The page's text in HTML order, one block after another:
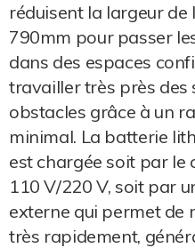
réduisent la largeur
790mm pour passer
dans des espaces
travailler très près des
obstacles grâce à un
minimal. La batterie
est chargée soit par le
110 V/220 V, soit par
externe qui permet de
très rapidement,